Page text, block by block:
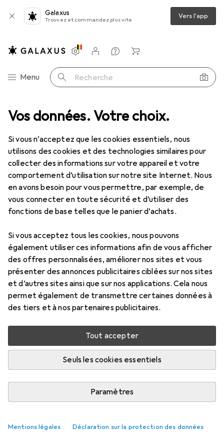
Vos données. Votre choix.
Si vous n’acceptez que les cookies essentiels, nous
utilisons des cookies et des technologies similaires pour
collecter des informations sur votre appareil et votre
comportement d’utilisation sur notre site Internet. Nous
en avons besoin pour vous permettre, par exemple, de
vous connecter en toute sécurité et d’utiliser des
fonctions de base telles que le panier d’achats.
Si vous acceptez tous les cookies, nous pouvons
également utiliser ces informations afin de vous afficher
des offres personnalisées, améliorer nos sites et vous
présenter des annonces publicitaires ciblées sur nos sites
et d’autres sites ainsi que sur nos applications. Cela nous
permet également de transmettre certaines données à
des tiers et à nos partenaires publicitaires.
Tout accepter
Seuls les cookies essentiels
Paramètres
Mentions légales Déclaration sur la protection des données
Galaxus
Trouvez et commandez plus vite Vers l'app
Navigation par catégorie
Menu Recherche
Paramètres
Compte client
Listes de comparaison
Listes d'envies
Panier
Tout l'assortiment Animaux domestiques Transport d'animaux
Transport d'animaux
ProduitsForum